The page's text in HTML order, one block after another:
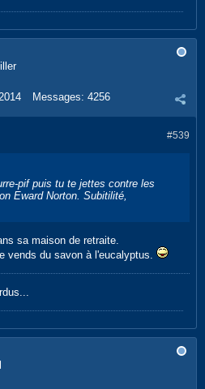
Messages: 4256
#539
pif puis tu te jettes contre les
Eward Norton. Subitilité,
sa maison de retraite.
vends du savon à l'eucalyptus.